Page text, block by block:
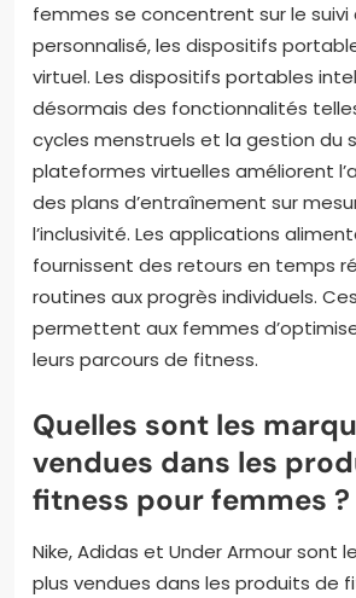
femmes se concentrent sur le suivi
personnalisé, les dispositifs
virtuel. Les dispositifs portables
désormais des fonctionnalités
cycles menstruels et la gestion du
plateformes virtuelles améliorent
des plans d’entraînement sur
l’inclusivité. Les applications
fournissent des retours en temps
routines aux progrès individuels.
permettent aux femmes
leurs parcours de fitness.
Quelles sont les
vendues dans les
fitness pour femmes ?
Nike, Adidas et Under Armour sont
plus vendues dans les produits de